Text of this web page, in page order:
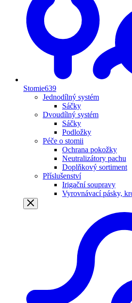
Stomie639
Jednodílný systém
Sáčky
Dvoudílný systém
Sáčky
Podložky
Péče o stomii
Ochrana pokožky
Neutralizátory pachu
Doplňkový sortiment
Příslušenství
Irigační soupravy
Vyrovnávací pásky,